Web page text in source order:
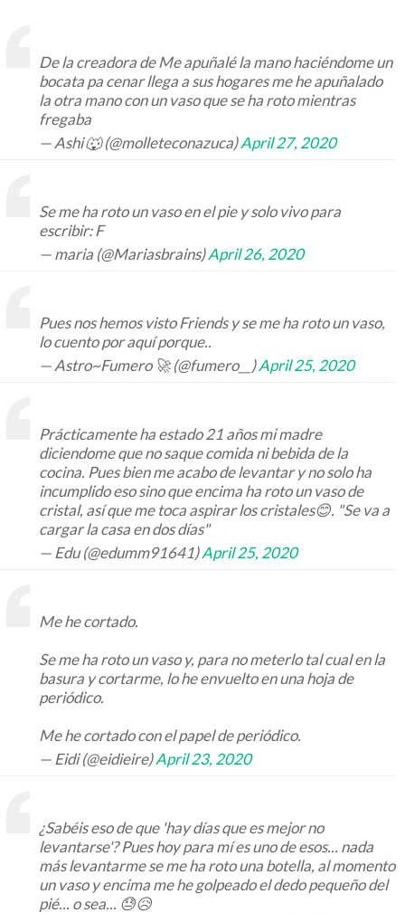
De la creadora de Me apuñalé la mano haciéndome un
bocata pa cenar llega a sus hogares me he apuñalado
la otra mano con un vaso que se ha roto mientras
fregaba
— Ashi 🐺 (@molleteconazuca)April 27, 2020
Se me ha roto un vaso en el pie y solo vivo para
escribir: F
— maria (@Mariasbrains)April 26, 2020
Pues nos hemos visto Friends y se me ha roto un vaso,
lo cuento por aquí porque..
— Astro~Fumero 🚀 (@fumero__)April 25, 2020
Prácticamente ha estado 21 años mi madre
diciendome que no saque comida ni bebida de la
cocina. Pues bien me acabo de levantar y no solo ha
incumplido eso sino que encima ha roto un vaso de
cristal, así que me toca aspirar los cristales😊. "Se va a
cargar la casa en dos días"
— Edu (@edumm91641)April 25, 2020
Me he cortado.
Se me ha roto un vaso y, para no meterlo tal cual en la
basura y cortarme, lo he envuelto en una hoja de
periódico.
Me he cortado con el papel de periódico.
— Eidi (@eidieire)April 23, 2020
¿Sabéis eso de que 'hay días que es mejor no
levantarse'? Pues hoy para mí es uno de esos... nada
más levantarme se me ha roto una botella, al momento
un vaso y encima me he golpeado el dedo pequeño del
pié... o sea... 😓😥